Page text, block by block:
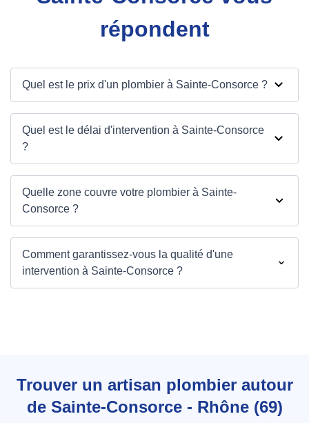
répondent
Quel est le prix d'un plombier à Sainte-Consorce ?
Quel est le délai d'intervention à Sainte-Consorce
?
Quelle zone couvre votre plombier à Sainte-
Consorce ?
Comment garantissez-vous la qualité d'une
intervention à Sainte-Consorce ?
Trouver un artisan plombier autour
de Sainte-Consorce - Rhône (69)